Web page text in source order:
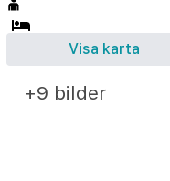
Visa karta
+9 bilder